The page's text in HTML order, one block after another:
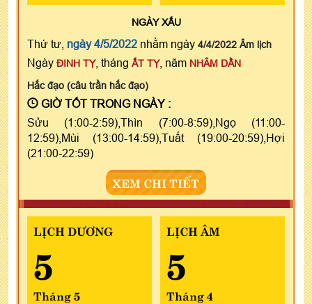
NGÀYXẤU
Thứ tư, ngày 4/5/2022 nhằm ngày 4/4/2022 Âm lịch
Ngày ĐINH TỴ, tháng ẤT TỴ, năm NHÂM DẦN
Hắc đạo (câu trần hắc đạo)
GIỜ TỐT TRONG NGÀY :
Sửu (1:00-2:59),Thìn (7:00-8:59),Ngọ (11:00-
12:59),Mùi (13:00-14:59),Tuất (19:00-20:59),Hợi
(21:00-22:59)
XEM CHI TIẾT
LỊCH DƯƠNG
5
Tháng 5
LỊCH ÂM
5
Tháng 4